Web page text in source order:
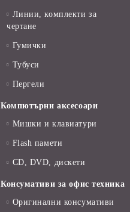
Линии, комплекти за
чертане
Гумички
Тубуси
Пергели
Компютърни аксесоари
Мишки и клавиатури
Flash памети
CD, DVD, дискети
Консумативи за офис техника
Оригинални консумативи